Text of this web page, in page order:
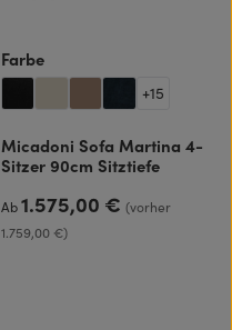
Farbeauswählen
+15
Micadoni Sofa Martina 4-
Sitzer 90cm Sitztiefe
Regulärer Preis:
Ab1.575,00 €(vorher
1.759,00 €)